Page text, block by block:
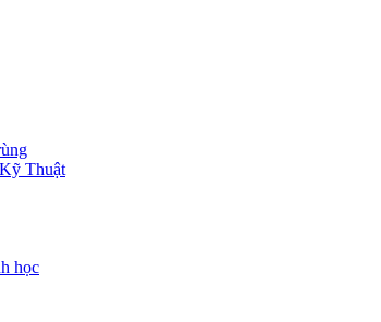
Thuật
học